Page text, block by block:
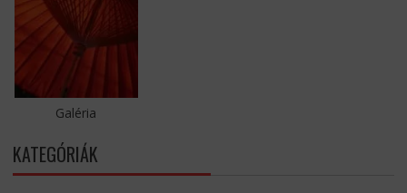
Galéria
KATEGÓRIÁK